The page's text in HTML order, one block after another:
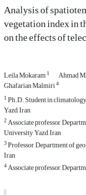
Analysis of
vegetation index in
on the effects of
Leila Mokaram1 Ahmad
Ghafarian Malmiri4
1Ph.D. Student in
Yazd, Iran
2Associate professor,
University, Yazd, Iran
3Professor, Department of
Iran
4Associate professor,